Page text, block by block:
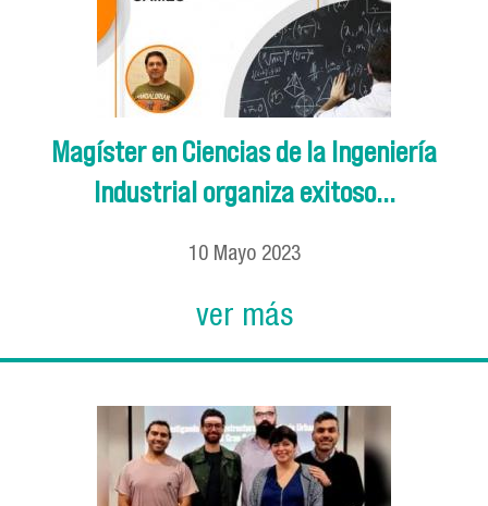
Magíster en Ciencias de la Ingeniería
Industrial organiza exitoso...
10 Mayo 2023
ver más